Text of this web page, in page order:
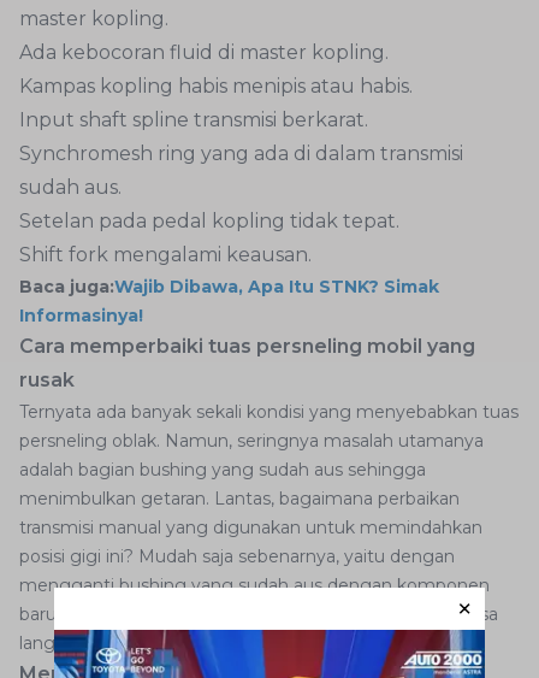
master kopling.
Ada kebocoran fluid di master kopling.
Kampas kopling habis menipis atau habis.
Input shaft spline transmisi berkarat.
Synchromesh ring yang ada di dalam transmisi
sudah aus.
Setelan pada pedal kopling tidak tepat.
Shift fork mengalami keausan.
Baca juga:Wajib Dibawa, Apa Itu STNK? Simak
Informasinya!
Cara memperbaiki tuas persneling mobil yang
rusak
Ternyata ada banyak sekali kondisi yang menyebabkan tuas
persneling oblak. Namun, seringnya masalah utamanya
adalah bagian bushing yang sudah aus sehingga
menimbulkan getaran. Lantas, bagaimana perbaikan
transmisi manual yang digunakan untuk memindahkan
posisi gigi ini? Mudah saja sebenarnya, yaitu dengan
mengganti bushing yang sudah aus dengan komponen
baru. Dengan begitu, masalah persneling yang oblak bisa
langsung teratasi.